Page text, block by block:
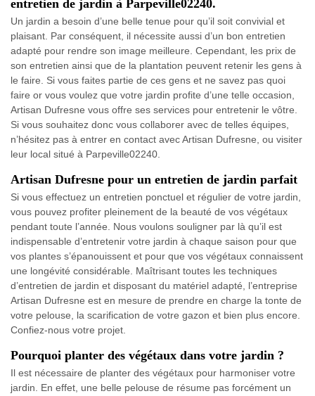
entretien de jardin à Parpeville02240.
Un jardin a besoin d’une belle tenue pour qu’il soit convivial et
plaisant. Par conséquent, il nécessite aussi d’un bon entretien
adapté pour rendre son image meilleure. Cependant, les prix de
son entretien ainsi que de la plantation peuvent retenir les gens à
le faire. Si vous faites partie de ces gens et ne savez pas quoi
faire or vous voulez que votre jardin profite d’une telle occasion,
Artisan Dufresne vous offre ses services pour entretenir le vôtre.
Si vous souhaitez donc vous collaborer avec de telles équipes,
n’hésitez pas à entrer en contact avec Artisan Dufresne, ou visiter
leur local situé à Parpeville02240.
Artisan Dufresne pour un entretien de jardin parfait
Si vous effectuez un entretien ponctuel et régulier de votre jardin,
vous pouvez profiter pleinement de la beauté de vos végétaux
pendant toute l’année. Nous voulons souligner par là qu’il est
indispensable d’entretenir votre jardin à chaque saison pour que
vos plantes s’épanouissent et pour que vos végétaux connaissent
une longévité considérable. Maîtrisant toutes les techniques
d’entretien de jardin et disposant du matériel adapté, l’entreprise
Artisan Dufresne est en mesure de prendre en charge la tonte de
votre pelouse, la scarification de votre gazon et bien plus encore.
Confiez-nous votre projet.
Pourquoi planter des végétaux dans votre jardin ?
Il est nécessaire de planter des végétaux pour harmoniser votre
jardin. En effet, une belle pelouse de résume pas forcément un